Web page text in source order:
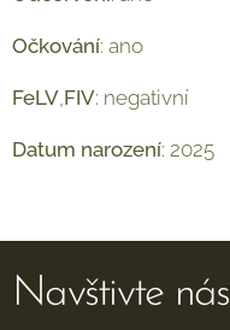
Očkování: ano
FeLV FIV: negativní
Datum narození: 2025
Navštivte nás